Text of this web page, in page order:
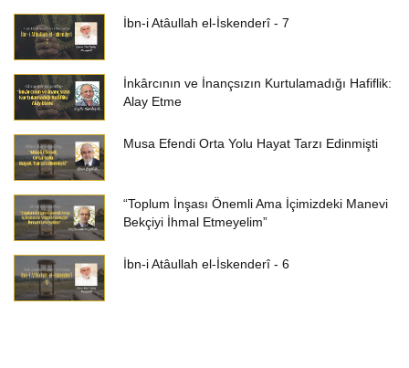
İbn-i Atâullah el-İskenderî - 7
İnkârcının ve İnançsızın Kurtulamadığı Hafiflik:
Alay Etme
Musa Efendi Orta Yolu Hayat Tarzı Edinmişti
“Toplum İnşası Önemli Ama İçimizdeki Manevi
Bekçiyi İhmal Etmeyelim”
İbn-i Atâullah el-İskenderî - 6